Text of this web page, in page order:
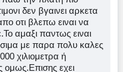
δεν βγαινει αρκετα
οτι βλεπω ειναι να
αμαξι παντως ειναι
με παρα πολυ καλες
χιλιομετρα ή
ομως.Επισης εχει